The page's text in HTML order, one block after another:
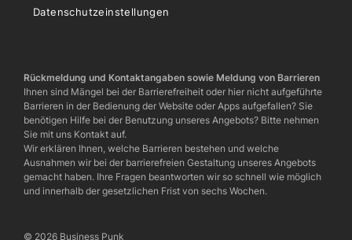
Datenschutzeinstellungen
Rückmeldung und Kontaktangaben sowie Meldung von Barrieren
Ihnen sind Mängel bei der Barrierefreiheit oder hier nicht aufgeführte
Barrieren in der Bedienung der Website oder Apps aufgefallen? Sie
benötigen Hilfe bei der Benutzung unseres Angebots? Bitte nehmen
Sie mit uns Kontakt auf.
Wir erklären Ihnen, welche Barrieren bestehen und welche
Ausnahmen wir bei der barrierefreien Gestaltung unseres Angebots
gemacht haben. Ihre Fragen beantworten wir so schnell wie möglich
und innerhalb der gesetzlichen Frist von sechs Wochen.
© 2026 Business Punk